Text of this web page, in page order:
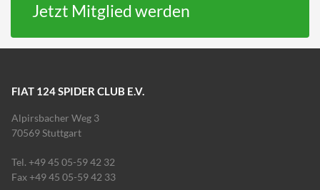
Jetzt Mitglied werden
FIAT 124 SPIDER CLUB E.V.
Alpirsbacher Weg 3
70569 Stuttgart
Tel. +49 45 05-59 42 32
Fax +49 45 05-59 42 33